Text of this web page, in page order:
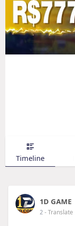
Timeline
1D GAME
2- Translate